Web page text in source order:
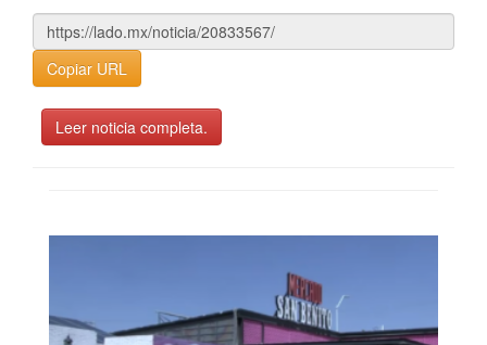
Copiar URL
Leer noticia completa.